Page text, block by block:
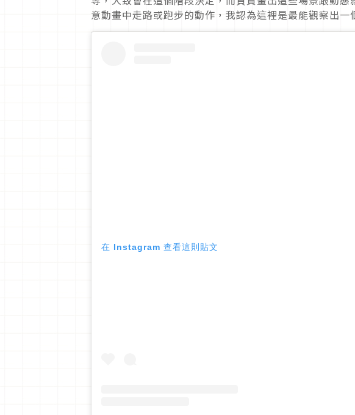
意動畫中走路或跑步的動作，我認為這裡是最能觀察出一
在 Instagram 查看這則貼文